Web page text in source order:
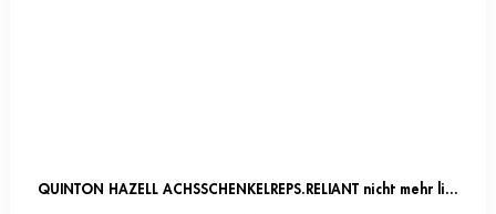
QUINTON HAZELL ACHSSCHENKELREPS.RELIANT nicht mehr lieferbar